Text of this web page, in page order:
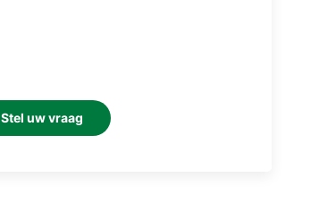
Stel uw vraag